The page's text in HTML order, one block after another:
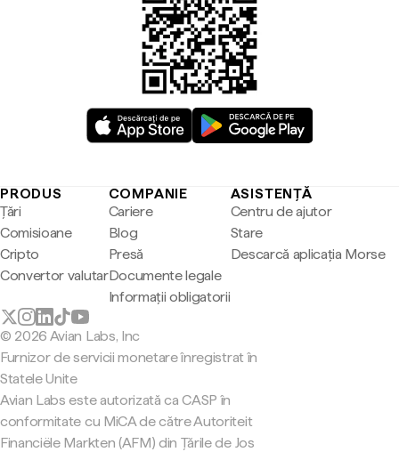
PRODUS
Țări
Comisioane
Cripto
Convertor valutar
COMPANIE
Cariere
Blog
Presă
Documente legale
Informații obligatorii
ASISTENȚĂ
Centru de ajutor
Stare
Descarcă aplicația Morse
© 2026 Avian Labs, Inc
Furnizor de servicii monetare înregistrat în
Statele Unite
Avian Labs este autorizată ca CASP în
conformitate cu MiCA de către Autoriteit
Financiële Markten (AFM) din Țările de Jos